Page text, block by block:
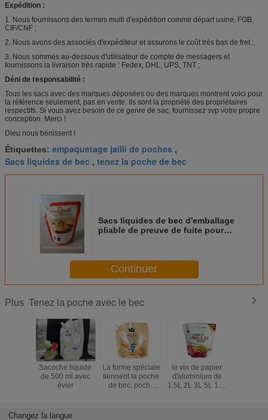
Expédition :
1. Nous fournissons des termes multi d'expédition comme départ usine, FOB,
CIF/CNF ;
2. Nous avons des associés d'expéditeur et assurons le coût très bas de fret ;
3. Nous sommes au-dessous d'utilisateur de compte de messagers et
fournissons la livraison très rapide : Fedex, DHL, UPS, TNT ;
Déni de responsabilité :
Tous les sacs avec des marques déposées ou des marques montrent voici pour
la référence seulement, pas en vente. Ils sont la propriété des propriétaires
respectifs. Si vous avez besoin de ce genre de sac, fournissez svp votre propre
conception. Merci !
Dieu nous bénissent !
Étiquettes: empaquetage jailli de poches ,
Sacs liquides de bec , tenez la poche de bec
Sacs liquides de bec d'emballage
pliable de preuve de fuite pour
Continuer
Plus Tenez la poche avec le bec
Sacoche liquide
de 500 ml avec
évier
La forme spéciale
tiennent la poche
de bec, poche
le vin de papier
d'aluminium de
1.5L 2L 3L 5L 10L
Changez la langue